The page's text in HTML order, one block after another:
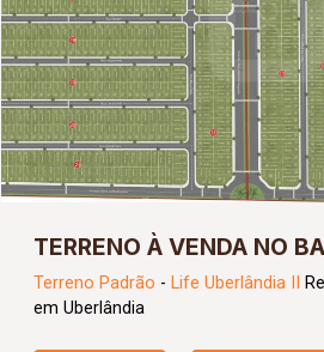
TERRENO À VENDA NO
Terreno Padrão - Life Uberlândia II
em Uberlândia